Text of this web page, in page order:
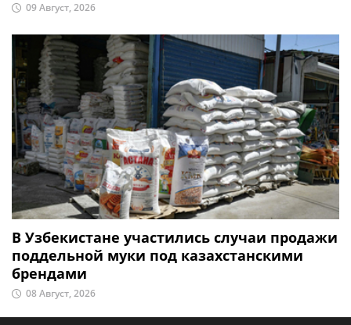
09 Август, 2026
В Узбекистане участились случаи продажи
поддельной муки под казахстанскими
брендами
08 Август, 2026